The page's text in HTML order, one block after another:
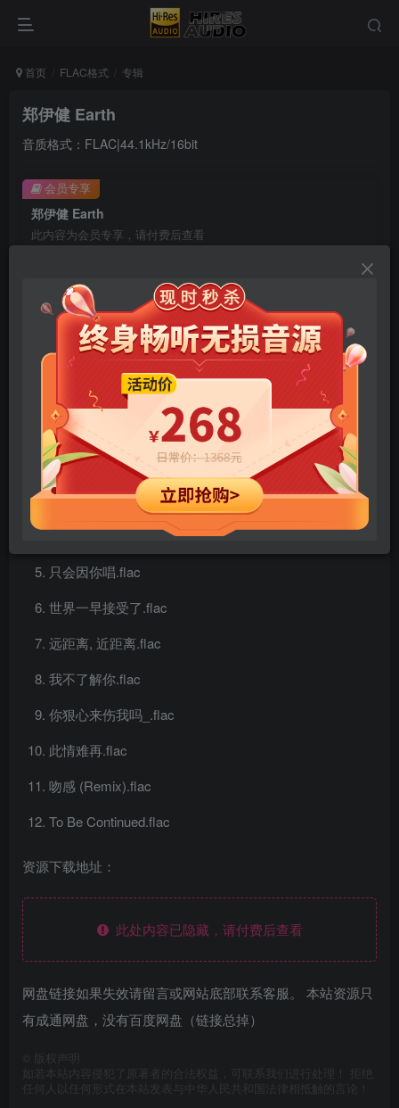
首页 FLAC格式 专辑
郑伊健 Earth
音质格式：FLAC|44.1kHz/16bit
郑伊健 Earth
此内容为会员专享，请付费后查看
9.9 99
年卡会员 免费 永久会员
立即购买
您当前未登录！建议登陆后购买，可保存购买订单
会员专享
Earth.flac
从你眼中.flac
Darling.flac
看天的日子.flac
只会因你唱.flac
世界一早接受了.flac
远距离, 近距离.flac
我不了解你.flac
你狠心来伤我吗_.flac
此情难再.flac
吻感 (Remix).flac
To Be Continued.flac
资源下载地址：
此处内容已隐藏，请付费后查看
网盘链接如果失效请留言或网站底部联系客服。 本站资源只
有成通网盘，没有百度网盘（链接总掉）
版权声明
如若本站内容侵犯了原著者的合法权益，可联系我们进行处理！ 拒绝
任何人以任何形式在本站发表与中华人民共和国法律相抵触的言论！